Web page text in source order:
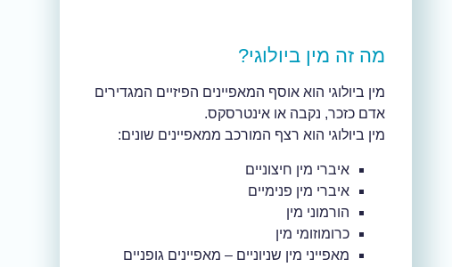
מה זה מין ביולוגי?
מין ביולוגי הוא אוסף המאפיינים הפיזיים המגדירים
אדם כזכר, נקבה או אינטרסקס.
מין ביולוגי הוא רצף המורכב ממאפיינים שונים:
איברי מין חיצוניים
איברי מין פנימיים
הורמוני מין
כרומוזומי מין
מאפייני מין שניוניים – מאפיינים גופניים